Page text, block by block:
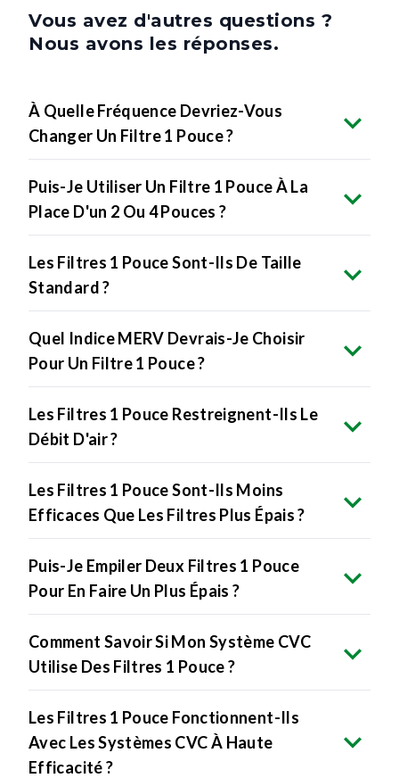
Vous avez d'autres questions ?
Nous avons les réponses.
À Quelle Fréquence Devriez-Vous
Changer Un Filtre 1 Pouce ?
Puis-Je Utiliser Un Filtre 1 Pouce À La
Place D'un 2 Ou 4 Pouces ?
Les Filtres 1 Pouce Sont-Ils De Taille
Standard ?
Quel Indice MERV Devrais-Je Choisir
Pour Un Filtre 1 Pouce ?
Les Filtres 1 Pouce Restreignent-Ils Le
Débit D'air ?
Les Filtres 1 Pouce Sont-Ils Moins
Efficaces Que Les Filtres Plus Épais ?
Puis-Je Empiler Deux Filtres 1 Pouce
Pour En Faire Un Plus Épais ?
Comment Savoir Si Mon Système CVC
Utilise Des Filtres 1 Pouce ?
Les Filtres 1 Pouce Fonctionnent-Ils
Avec Les Systèmes CVC À Haute
Efficacité ?